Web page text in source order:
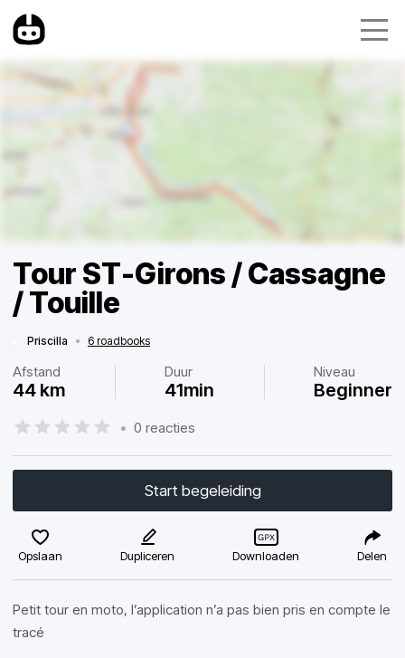
Tour ST-Girons / Cassagne
/ Touille
Priscilla • 6 roadbooks
Afstand
44 km
Duur
41min
Niveau
Beginner
• 0 reacties
Start begeleiding
Opslaan Dupliceren Downloaden Delen
Petit tour en moto, l’application n’a pas bien pris en compte le
tracé